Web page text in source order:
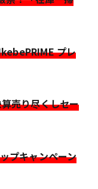
プレ
売り尽くしセー
プキャンペーン